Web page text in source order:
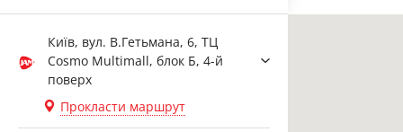
Київ, вул. В.Гетьмана, 6, ТЦ
Cosmo Multimall, блок Б, 4-й
поверх
Прокласти маршрут